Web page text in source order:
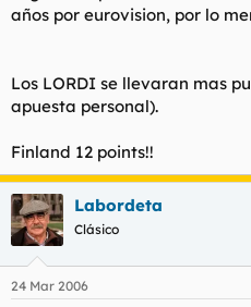
años por eurovision, por lo
Los LORDI se llevaran mas
apuesta personal).
Finland 12 points!!
Labordeta
Clásico
24 Mar 2006